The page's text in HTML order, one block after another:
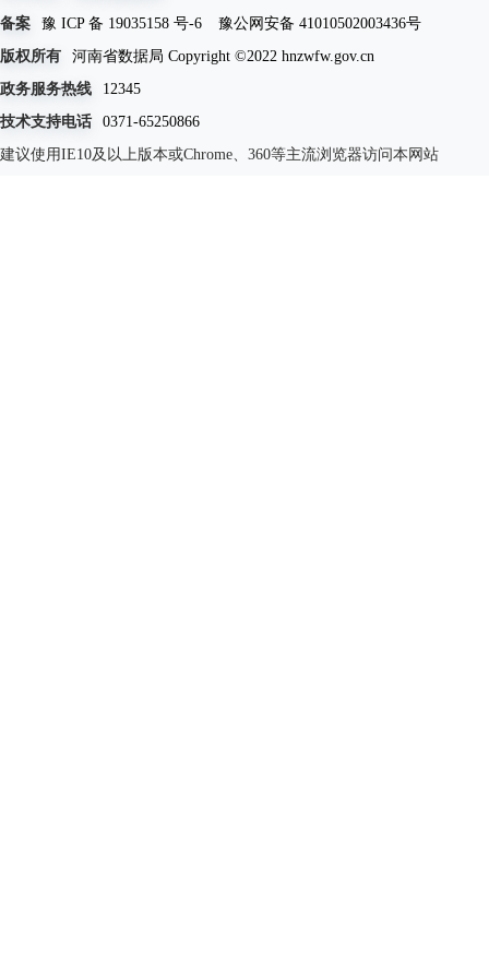
备案
豫 ICP 备 19035158 号-6
豫公网安备 41010502003436号
版权所有
河南省数据局 Copyright ©2022 hnzwfw.gov.cn
政务服务热线
12345
技术支持电话
0371-65250866
建议使用IE10及以上版本或Chrome、360等主流浏览器访问本网站